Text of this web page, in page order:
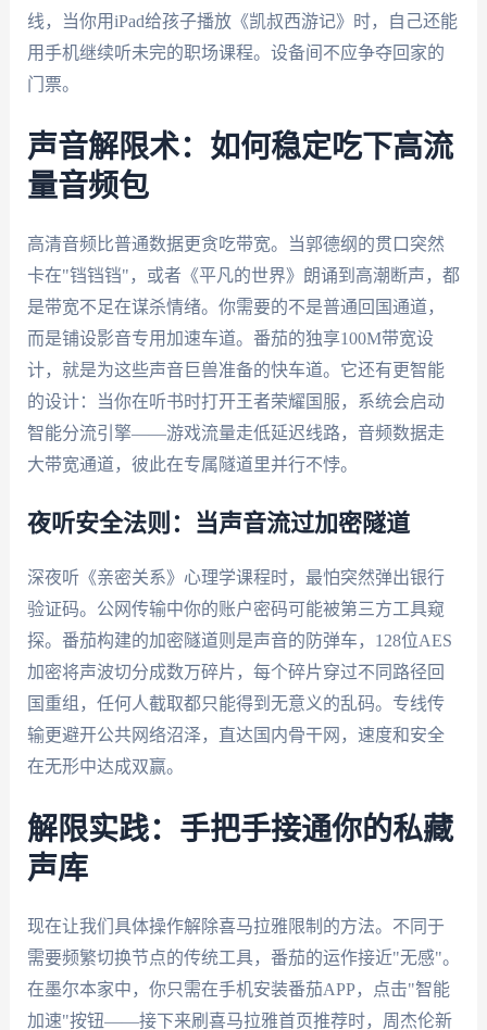
线，当你用iPad给孩子播放《凯叔西游记》时，自己还能
用手机继续听未完的职场课程。设备间不应争夺回家的
门票。
声音解限术：如何稳定吃下高流
量音频包
高清音频比普通数据更贪吃带宽。当郭德纲的贯口突然
卡在"铛铛铛"，或者《平凡的世界》朗诵到高潮断声，都
是带宽不足在谋杀情绪。你需要的不是普通回国通道，
而是铺设影音专用加速车道。番茄的独享100M带宽设
计，就是为这些声音巨兽准备的快车道。它还有更智能
的设计：当你在听书时打开王者荣耀国服，系统会启动
智能分流引擎——游戏流量走低延迟线路，音频数据走
大带宽通道，彼此在专属隧道里并行不悖。
夜听安全法则：当声音流过加密隧道
深夜听《亲密关系》心理学课程时，最怕突然弹出银行
验证码。公网传输中你的账户密码可能被第三方工具窥
探。番茄构建的加密隧道则是声音的防弹车，128位AES
加密将声波切分成数万碎片，每个碎片穿过不同路径回
国重组，任何人截取都只能得到无意义的乱码。专线传
输更避开公共网络沼泽，直达国内骨干网，速度和安全
在无形中达成双赢。
解限实践：手把手接通你的私藏
声库
现在让我们具体操作解除喜马拉雅限制的方法。不同于
需要频繁切换节点的传统工具，番茄的运作接近"无感"。
在墨尔本家中，你只需在手机安装番茄APP，点击"智能
加速"按钮——接下来刷喜马拉雅首页推荐时，周杰伦新